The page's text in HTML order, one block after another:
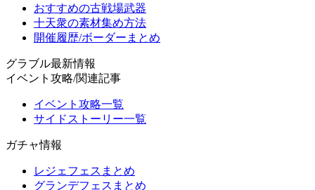
おすすめの古戦場武器
十天衆の素材集め方法
開催履歴/ボーダーまとめ
グラブル最新情報
イベント攻略/関連記事
イベント攻略一覧
サイドストーリー一覧
ガチャ情報
レジェフェスまとめ
グランデフェスまとめ